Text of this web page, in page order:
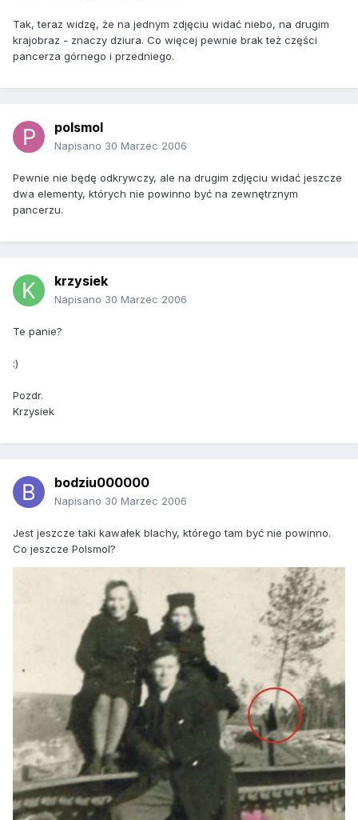
Tak, teraz widzę, że na jednym zdjęciu widać niebo, na drugim
krajobraz - znaczy dziura. Co więcej pewnie brak też części
pancerza górnego i przedniego.
polsmol
Napisano 30 Marzec 2006
Pewnie nie będę odkrywczy, ale na drugim zdjęciu widać jeszcze
dwa elementy, których nie powinno być na zewnętrznym
pancerzu.
krzysiek
Napisano 30 Marzec 2006
Te panie?
:)
Pozdr.
Krzysiek
bodziu000000
Napisano 30 Marzec 2006
Jest jeszcze taki kawałek blachy, którego tam być nie powinno.
Co jeszcze Polsmol?